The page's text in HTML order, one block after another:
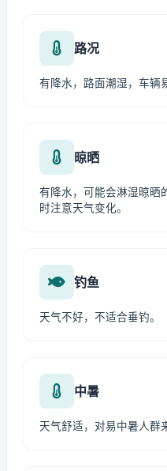
路况
有降水，路面潮湿，车辆
晾晒
有降水，可能会淋湿晾晒
时注意天气变化。
钓鱼
天气不好，不适合垂钓。
中暑
天气舒适，对易中暑人群